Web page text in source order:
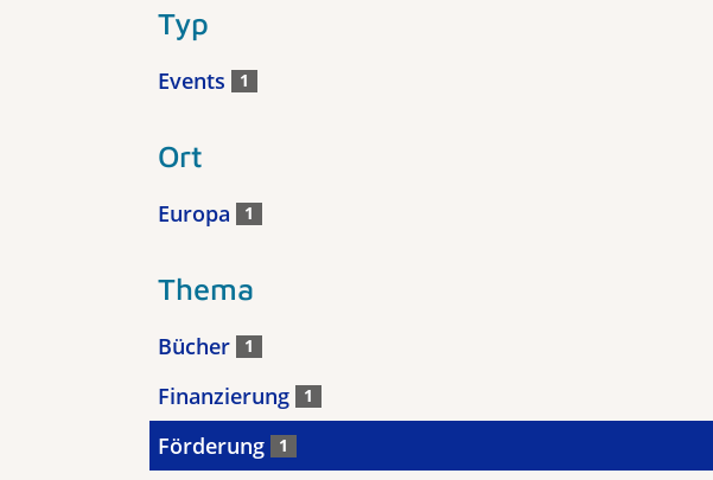
Typ
Events 1
Ort
Europa 1
Thema
Bücher 1
Finanzierung 1
Förderung 1